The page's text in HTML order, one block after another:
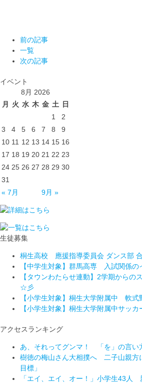
前の記事
一覧
次の記事
イベント
8月 2026
月
火 水 木 金 土
日
1
2
3
4 5 6 7 8
9
10 11 12 13 14 15 16
17 18 19 20 21 22 23
24 25 26 27 28 29 30
31
« 7月
9月 »
生徒募集
桐生高校 應援指導委員会 ダンス部
【中学生対象】群馬高専 入試関係の
【タウンわたらせ連動】2学期から
☆彡
【小学生対象】桐生大学附属中 軟式
【小学生対象】桐生大学附属中サッカ
アクセスランキング
あ、それってグンマ！ 「を」の言い
樹徳の梅山さん大相撲へ 二子山親
目標」
「エイ、エイ、オー！」小学生43